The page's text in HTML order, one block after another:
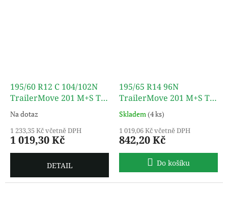
195/60 R12 C 104/102N
TrailerMove 201 M+S TL
TURON
Na dotaz
1 233,35 Kč včetně DPH
1 019,30 Kč
DETAIL
195/65 R14 96N
TrailerMove 201 M+S TL
TURON
Skladem(4 ks)
1 019,06 Kč včetně DPH
842,20 Kč
Do košíku